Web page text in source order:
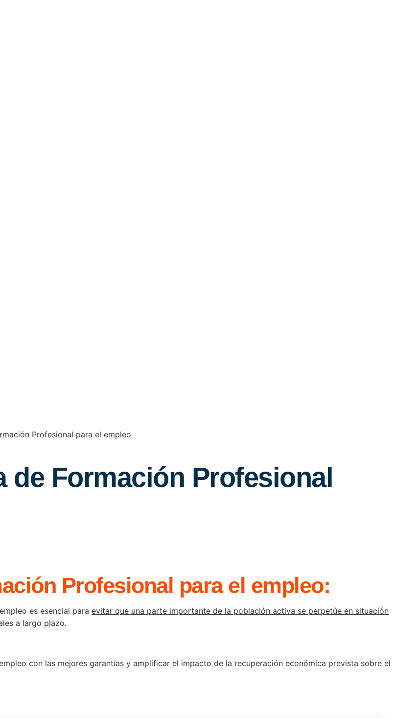
Profesional para el empleo
de Formación Profesional
Profesional para el empleo:
es esencial para evitar que una parte importante de la población activa se perpetúe en situación
a largo plazo.
con las mejores garantías y amplificar el impacto de la recuperación económica prevista sobre el